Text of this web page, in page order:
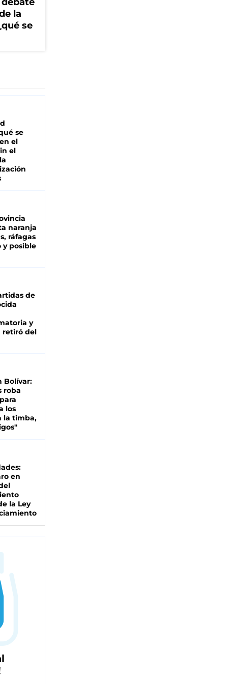
la
se
se
el
el
naranja
ráfagas
y posible
de
y
retiró del
Bolívar:
roba
los
la timba,
en
la Ley